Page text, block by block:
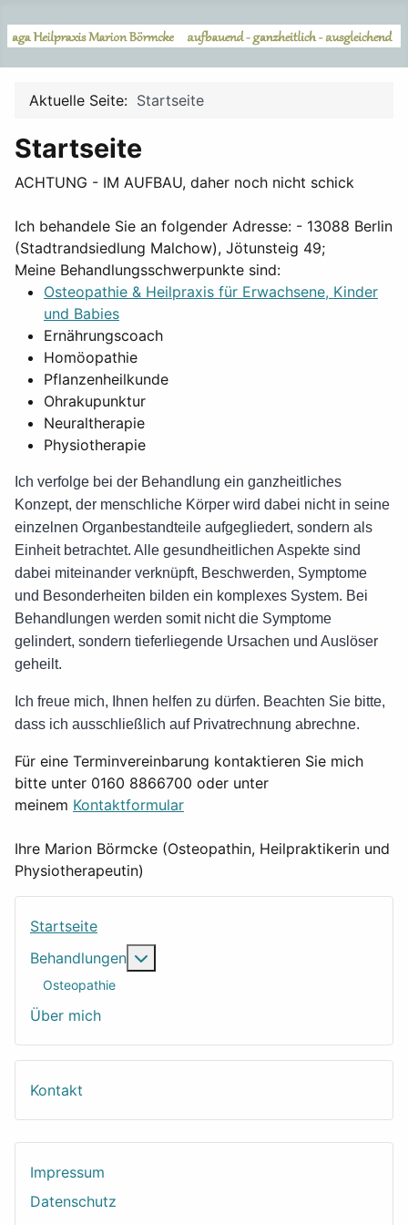
Aktuelle Seite: Startseite
Startseite
ACHTUNG - IM AUFBAU, daher noch nicht schick
Ich behandele Sie an folgender Adresse: - 13088 Berlin
(Stadtrandsiedlung Malchow), Jötunsteig 49;
Meine Behandlungsschwerpunkte sind:
Osteopathie & Heilpraxis für Erwachsene, Kinder
und Babies
Ernährungscoach
Homöopathie
Pflanzenheilkunde
Ohrakupunktur
Neuraltherapie
Physiotherapie
Ich verfolge bei der Behandlung ein ganzheitliches
Konzept, der menschliche Körper wird dabei nicht in seine
einzelnen Organbestandteile aufgegliedert, sondern als
Einheit betrachtet. Alle gesundheitlichen Aspekte sind
dabei miteinander verknüpft, Beschwerden, Symptome
und Besonderheiten bilden ein komplexes System. Bei
Behandlungen werden somit nicht die Symptome
gelindert, sondern tieferliegende Ursachen und Auslöser
geheilt.
Ich freue mich, Ihnen helfen zu dürfen. Beachten Sie bitte,
dass ich ausschließlich auf Privatrechnung abrechne.
Für eine Terminvereinbarung kontaktieren Sie mich
bitte unter 0160 8866700 oder unter
meinem Kontaktformular
Ihre Marion Börmcke (Osteopathin, Heilpraktikerin und
Physiotherapeutin)
Startseite
Behandlungen
Osteopathie
Über mich
Kontakt
Impressum
Datenschutz